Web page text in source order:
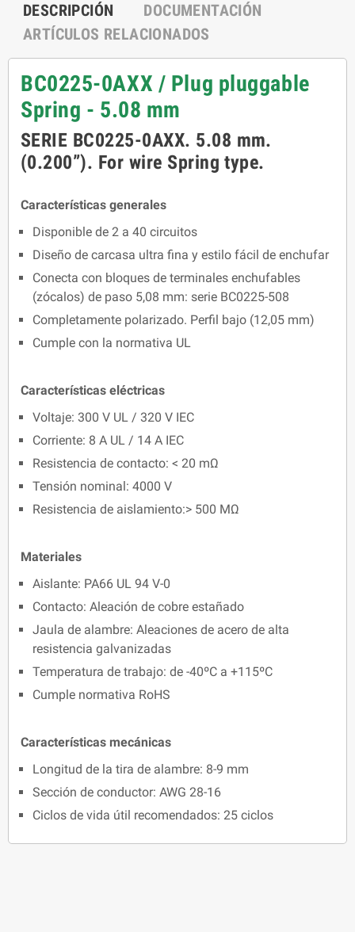
DESCRIPCIÓN
DOCUMENTACIÓN
ARTÍCULOS RELACIONADOS
BC0225-0AXX / Plug pluggable
Spring - 5.08 mm
SERIE BC0225-0AXX. 5.08 mm.
(0.200”). For wire Spring type.
Características generales
Disponible de 2 a 40 circuitos
Diseño de carcasa ultra fina y estilo fácil de enchufar
Conecta con bloques de terminales enchufables
(zócalos) de paso 5,08 mm: serie BC0225-508
Completamente polarizado. Perfil bajo (12,05 mm)
Cumple con la normativa UL
Características eléctricas
Voltaje: 300 V UL / 320 V IEC
Corriente: 8 A UL / 14 A IEC
Resistencia de contacto: < 20 mΩ
Tensión nominal: 4000 V
Resistencia de aislamiento:> 500 MΩ
Materiales
Aislante: PA66 UL 94 V-0
Contacto: Aleación de cobre estañado
Jaula de alambre: Aleaciones de acero de alta
resistencia galvanizadas
Temperatura de trabajo: de -40ºC a +115ºC
Cumple normativa RoHS
Características mecánicas
Longitud de la tira de alambre: 8-9 mm
Sección de conductor: AWG 28-16
Ciclos de vida útil recomendados: 25 ciclos